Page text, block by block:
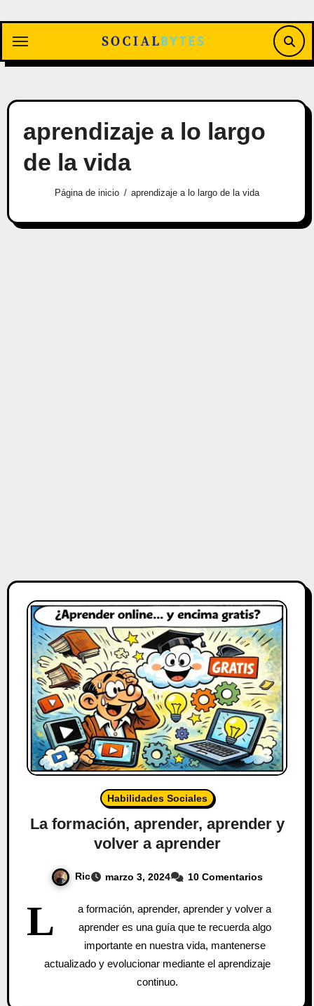
contenido
aprendizaje a lo largo
de la vida
Página de inicio aprendizaje a lo largo de la vida
Habilidades Sociales
La formación, aprender, aprender y
volver a aprender
Ric marzo 3, 2024 10 Comentarios
L
a formación, aprender, aprender y volver a
aprender es una guía que te recuerda algo
importante en nuestra vida, mantenerse
actualizado y evolucionar mediante el aprendizaje
continuo.